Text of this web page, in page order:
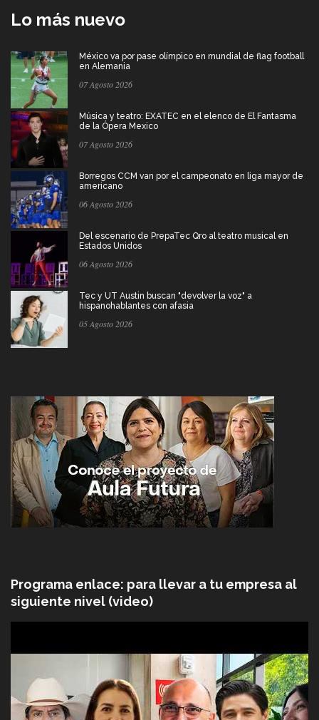
Lo más nuevo
México va por pase olímpico en mundial de flag football
en Alemania
07 Agosto 2026
Música y teatro: EXATEC en el elenco de El Fantasma
de la Ópera Mexico
07 Agosto 2026
Borregos CCM van por el campeonato en liga mayor de
americano
06 Agosto 2026
Del escenario de PrepaTec Qro al teatro musical en
Estados Unidos
06 Agosto 2026
Tec y UT Austin buscan "devolver la voz" a
hispanohablantes con afasia
05 Agosto 2026
Programa enlace: para llevar a tu empresa al
siguiente nivel (video)